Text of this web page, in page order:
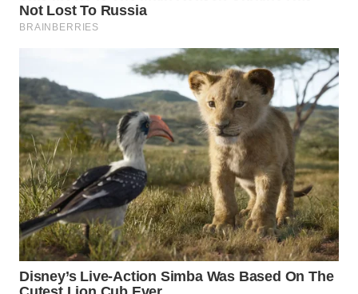
WAHANA
PERSONA
OTOMOTIF
WAHANA
HEALTH
WAHANA
DESA
WISATA
LAPAK
WAHANA